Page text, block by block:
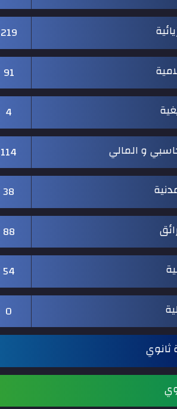
219
91
4
و المالي
114
38
88
54
0
ثانوي